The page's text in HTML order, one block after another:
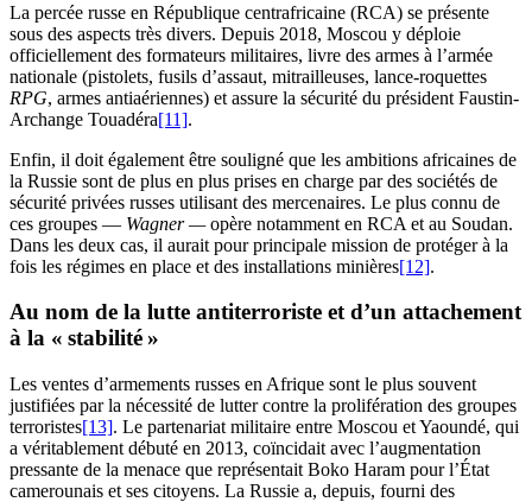
La percée russe en République centrafricaine (RCA) se présente
sous des aspects très divers. Depuis 2018, Moscou y déploie
officiellement des formateurs militaires, livre des armes à l’armée
nationale (pistolets, fusils d’assaut, mitrailleuses, lance-roquettes
RPG, armes antiaériennes) et assure la sécurité du président Faustin-
Archange Touadéra[11].
Enfin, il doit également être souligné que les ambitions africaines de
la Russie sont de plus en plus prises en charge par des sociétés de
sécurité privées russes utilisant des mercenaires. Le plus connu de
ces groupes — Wagner —opère notamment en RCA et au Soudan.
Dans les deux cas, il aurait pour principale mission de protéger à la
fois les régimes en place et des installations minières[12].
Au nom de la lutte antiterroriste et d’un attachement
à la « stabilité »
Les ventes d’armements russes en Afrique sont le plus souvent
justifiées par la nécessité de lutter contre la prolifération des groupes
terroristes[13]. Le partenariat militaire entre Moscou et Yaoundé, qui
a véritablement débuté en 2013, coïncidait avec l’augmentation
pressante de la menace que représentait Boko Haram pour l’État
camerounais et ses citoyens. La Russie a, depuis, fourni des